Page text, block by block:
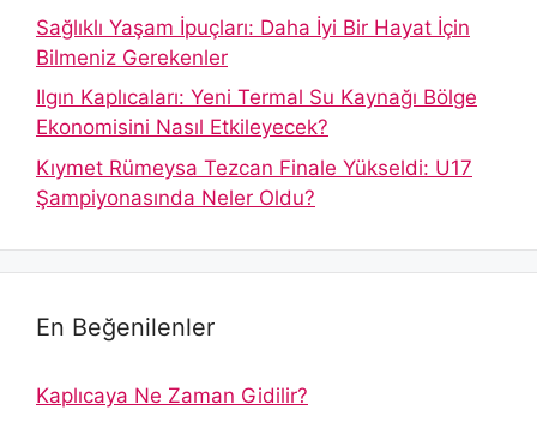
Sağlıklı Yaşam İpuçları: Daha İyi Bir Hayat İçin
Bilmeniz Gerekenler
Ilgın Kaplıcaları: Yeni Termal Su Kaynağı Bölge
Ekonomisini Nasıl Etkileyecek?
Kıymet Rümeysa Tezcan Finale Yükseldi: U17
Şampiyonasında Neler Oldu?
En Beğenilenler
Kaplıcaya Ne Zaman Gidilir?